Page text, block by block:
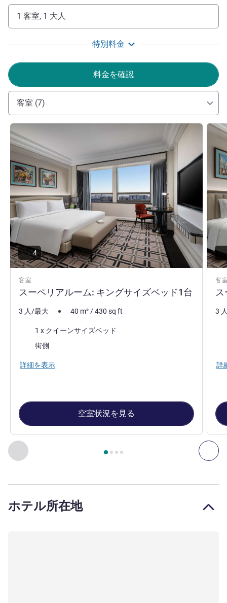
1 客室, 1 大人
特別料金
料金を確認
客室 (7)
前に戻る - 客室 次
4 ページ中 , 客室 1 : スーペリアルーム: キングサ
客室
スーペリアルーム: キングサイズベッド1台
詳細を表示
4
3 人/最大 40 m²/430 sq ft
1 x クイーンサイズベッド
ビュー:街側
詳細を表示
空室状況を見る
客
詳細
3
詳
ホテル所在地